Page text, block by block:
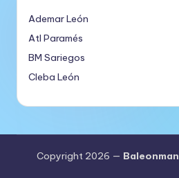
Ademar León
Atl Paramés
BM Sariegos
Cleba León
Copyright 2026 —